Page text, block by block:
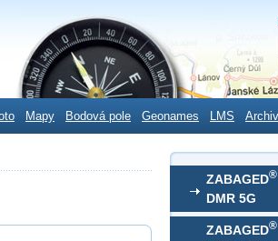
Mapy Bodová pole Geonames LMS
ZABAGED®
DMR 5G
ZABAGED®